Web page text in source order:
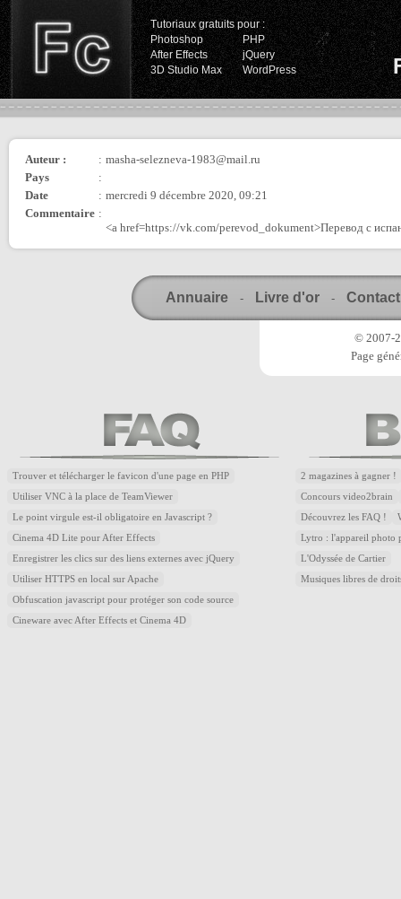
Tutoriaux gratuits pour :
Photoshop
PHP
After Effects
jQuery
3D Studio Max
WordPress
Auteur : : masha-selezneva-1983@mail.ru
Pays
:
Date
: mercredi 9 décembre 2020, 09:21
Commentaire :
<a href=https://vk.com/perevod_dokument>Перевод с
Annuaire - Livre d'or - Contact
© 2007-
Page
Trouver et télécharger le favicon d'une page en PHP
Utiliser VNC à la place de TeamViewer
Le point virgule est-il obligatoire en Javascript ?
Cinema 4D Lite pour After Effects
Enregistrer les clics sur des liens externes avec jQuery
Utiliser HTTPS en local sur Apache
Obfuscation javascript pour protéger son code source
Cineware avec After Effects et Cinema 4D
2 magazines à gagner !
Concours video2brain
Découvrez les FAQ !
Lytro : l'appareil photo
L'Odyssée de Cartier
Musiques libres de